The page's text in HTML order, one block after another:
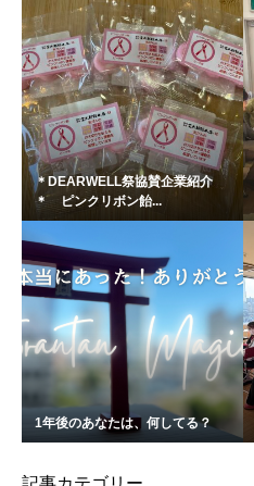
＊DEARWELL祭協賛企業紹介
＊ ピンクリボン飴...
1年後のあなたは、何してる？